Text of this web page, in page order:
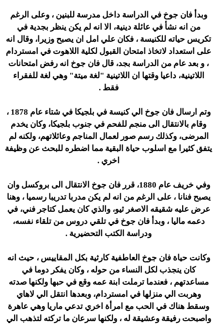
وبدأ فان جوخ في الدراسة داخل مدرسة للبنين ، وعلى الرغم
من انه نشأ في عائلة دينية، الا انه لم يكن ينظر بجدية في
تكريس حياته للكنيسة ، فكان علي امل ان يصبح وزيرا، وقال انه
على استعداد لاتخاذ امتحان القبول لكلية اللاهوت في امستردام
، و بعد عام من الدراسة بجد، قال فان جوخ انه رفض امتحانات
اللاتينية، داعيا وقتها ان اللاتينية "لغة ميتة" وهي لغة للفقراء
فقط .
وتم ارسال فان جوخ الي كنيسة في بلجيكا في شتاء عام 1878 ،
وقام بالانتقال الى منجم للفحم في جنوب بلجيكا، وكان يخدم
المرضى، وكذلك رسم صور لعمال المناجم وعائلاتهم، ولكنه لم
يتفق كثيرا مع اسلوب حياة البقية مما اضطره للبحث عن وظيفة
اخري .
وفي خريف عام 1880، قرر فان جوخ الانتقال الى بروكسل وان
يصبح فنانا ، على الرغم من انه لم يكن مدربا تدريبا رسميا ، وهنا
عرض عليه شقيقه الاصغر ثيو، والذي كان يعمل كتاجر فني، في
دعمه ماليا ، وبدأ فان جوخ في تلقي دروس من تلقاء نفسه،
ودراسة الكتب التحضيرية .
وكانت حياة فان جوخ العاطفية كارثية بكل المقاييس ، حيث انه
كان ينجذب لكل النساء من حوله ، وكان يفكر دوما في
مساعدتهم ، فعندما ترملت ابنة عمه وقع في حبها ولكنها صدته
وهربت الي منزلها في امستردام، وبعدها انتقل الي لاهاي
وسقط هناك في الحب مع امرأة اخري تدعي ماريا وهي عاهرة
واصبحت رفيقة وعشيقة له ، ولكنها سرعان ما تركته لتذهب الي